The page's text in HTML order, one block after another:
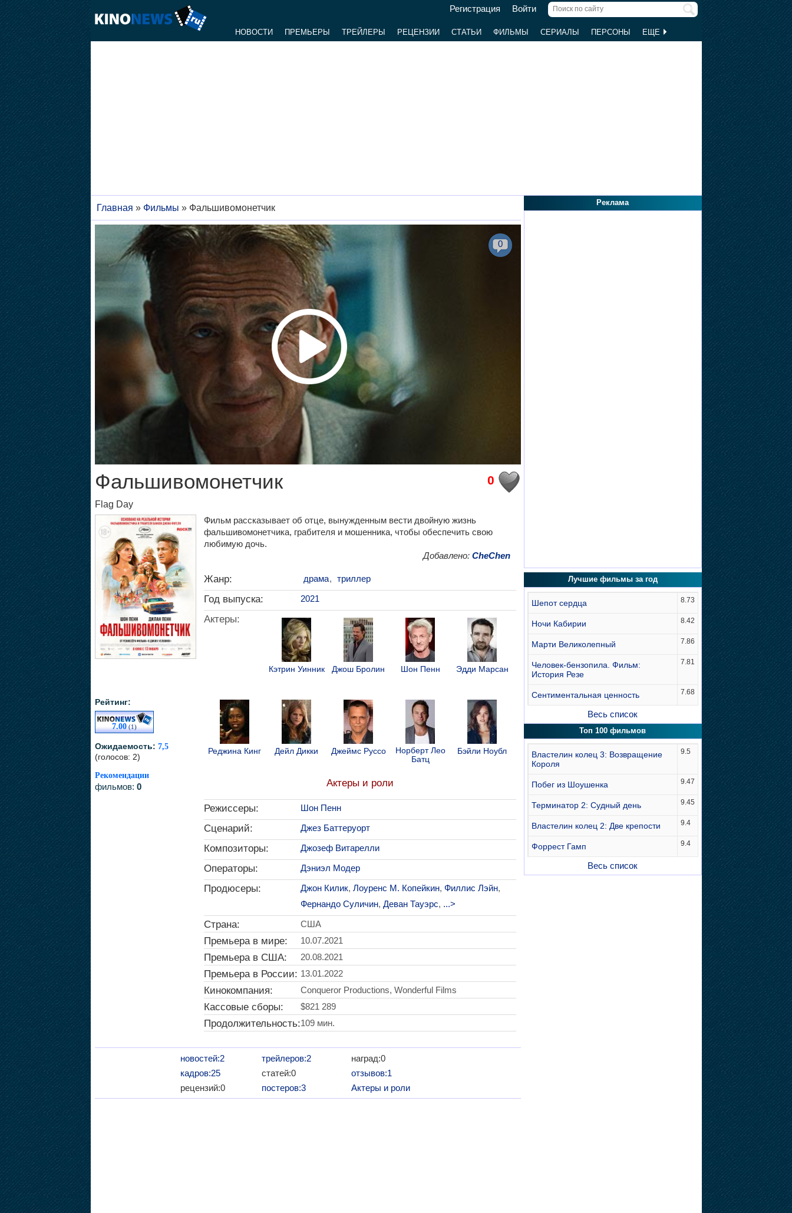
Регистрация Войти
НОВОСТИ ПРЕМЬЕРЫ ТРЕЙЛЕРЫ РЕЦЕНЗИИ СТАТЬИ ФИЛЬМЫ СЕРИАЛЫ ПЕРСОНЫ ЕЩЕ
Главная » Фильмы » Фальшивомонетчик
0
0
Фальшивомонетчик
Flag Day
Рейтинг:
7.00(1)
Ожидаемость: 7,5
(голосов: 2)
Рекомендации
фильмов: 0
Фильм рассказывает об отце, вынужденным вести двойную жизнь
фальшивомонетчика, грабителя и мошенника, чтобы обеспечить свою
любимую дочь.
Добавлено: CheChen
Жанр: драма, триллер
Год выпуска: 2021
Актеры:
Кэтрин Уинник Джош Бролин Шон Пенн Эдди Марсан
Реджина Кинг Дейл Дикки Джеймс Руссо
Норберт Лео
Батц
Бэйли Ноубл
Актеры и роли
Режиссеры: Шон Пенн
Сценарий: Джез Баттеруорт
Композиторы: Джозеф Витарелли
Операторы: Дэниэл Модер
Продюсеры: Джон Килик, Лоуренс М. Копейкин, Филлис Лэйн,
Фернандо Суличин, Деван Тауэрс, ...>
Страна: США
Премьера в мире: 10.07.2021
Премьера в США: 20.08.2021
Премьера в России: 13.01.2022
Кинокомпания: Conqueror Productions, Wonderful Films
Кассовые сборы: $821 289
Продолжительность:109 мин.
новостей:2
кадров:25
рецензий:0
трейлеров:2
статей:0
постеров:3
наград:0
отзывов:1
Актеры и роли
Реклама
Лучшие фильмы за год
Шепот сердца 8.73
Ночи Кабирии 8.42
Марти Великолепный 7.86
Человек-бензопила. Фильм:
История Резе
7.81
Сентиментальная ценность 7.68
Весь список
Топ 100 фильмов
Властелин колец 3: Возвращение
Короля
9.5
Побег из Шоушенка 9.47
Терминатор 2: Судный день 9.45
Властелин колец 2: Две крепости 9.4
Форрест Гамп 9.4
Весь список